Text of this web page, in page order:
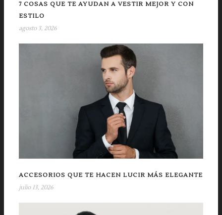
7 COSAS QUE TE AYUDAN A VESTIR MEJOR Y CON
ESTILO
agosto 3, 2026
ACCESORIOS QUE TE HACEN LUCIR MÁS ELEGANTE
julio 13, 2026